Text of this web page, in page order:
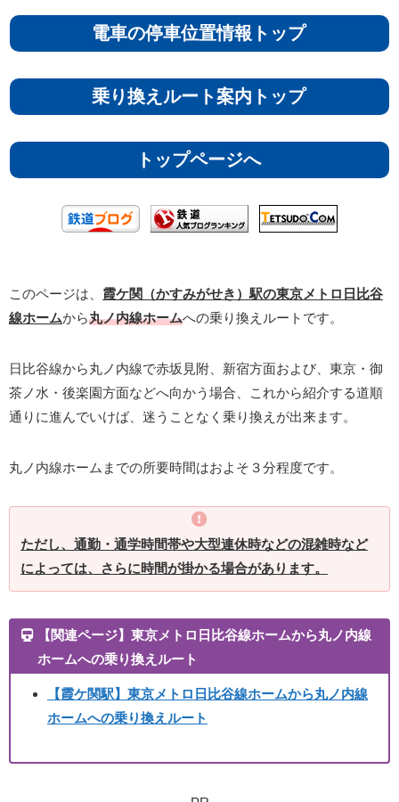
電車の停車位置情報トップ
乗り換えルート案内トップ
トップページへ
このページは、 霞ケ関（かすみがせき）駅の東京メトロ日比谷
線ホームから丸ノ内線ホームへの乗り換えルートです。
日比谷線から丸ノ内線で赤坂見附、新宿方面および、東京・御
茶ノ水・後楽園方面などへ向かう場合、これから紹介する道順
通りに進んでいけば、迷うことなく乗り換えが出来ます。
丸ノ内線ホームまでの所要時間はおよそ３分程度です。
ただし、通勤・通学時間帯や大型連休時などの混雑時など
によっては、さらに時間が掛かる場合があります。
【関連ページ】東京メトロ日比谷線ホームから丸ノ内線
ホームへの乗り換えルート
【霞ケ関駅】東京メトロ日比谷線ホームから丸ノ内線
ホームへの乗り換えルート